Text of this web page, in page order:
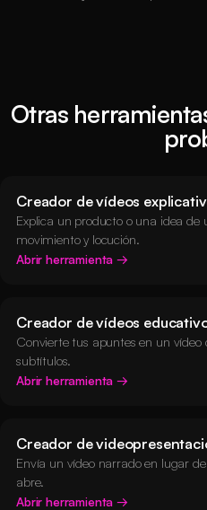
Otras
Creador de vídeos
Explica un producto o una idea de
movimiento y locución.
Abrir herramienta
Creador de vídeos
Convierte tus apuntes en un
subtítulos.
Abrir herramienta
Creador de
Envía un vídeo narrado en lugar
abre.
Abrir herramienta